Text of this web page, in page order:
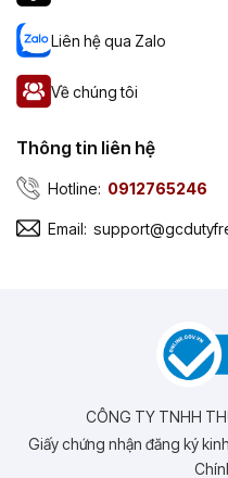
Liên hệ qua Zalo
Về chúng tôi
Thông tin liên hệ
Hotline: 0912765246
Email:
CÔNG TY TNHH
Giấy chứng nhận đăng ký